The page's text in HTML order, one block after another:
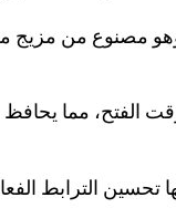
وهو مصنوع من
الفتح، مما